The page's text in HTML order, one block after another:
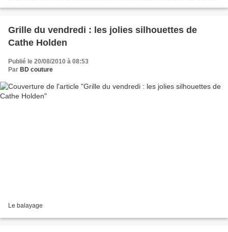
Grille du vendredi : les jolies silhouettes de
Cathe Holden
Publié le 20/08/2010 à 08:53
Par BD couture
Le balayage